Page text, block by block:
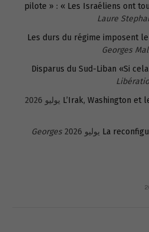
pilote » : « Les Israéliens ont
Laure
Les durs du régime imposent
Georges
Disparus du Sud-Liban «Si
L’Irak, Washington et
La
Georges